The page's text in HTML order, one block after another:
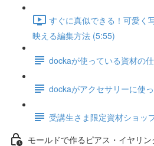
すぐに真似できる！可愛く
映える編集方法 (5:55)
dockaが使っている資材の
dockaがアクセサリーに使
受講生さま限定資材ショッ
モールドで作るピアス・イヤリ